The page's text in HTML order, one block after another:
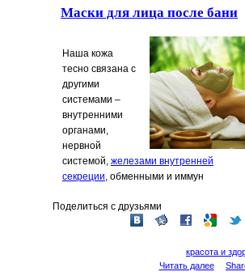
Маски для лица после бани
Наша кожа
тесно связана с
другими
системами –
внутренними
органами,
нервной
системой, железами внутренней
секреции, обменными и иммун
Поделиться с друзьями
красота и
Читать далее